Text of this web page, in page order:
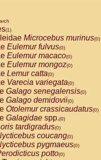
Cebus capucinus
Cebus nigrivittatus
Cebus spp.(0)
Saimiri boliviensis(0)
Saimiri sciureus(0)
caraya(0)
fusca(0)
seniculus(0)
spp.(0)
belzebuth(0)
geoffroyi(0)
paniscus(0)
spp.(0)
lagothricha(0)
lagothricha cana
Cacajao calvus
(1)
Microcebus murinus(0)
Eulemur fulvus(0)
Eulemur macaco(0)
Eulemur mongoz(0)
Lemur catta(0)
Varecia variegata(0)
Galago senegalensis(0)
Galago demidovii(0)
Otolemur crassicaudatus(0)
Galagidae spp.(0)
tardigradus(0)
coucang(0)
pygmaeus(0)
potto(0)